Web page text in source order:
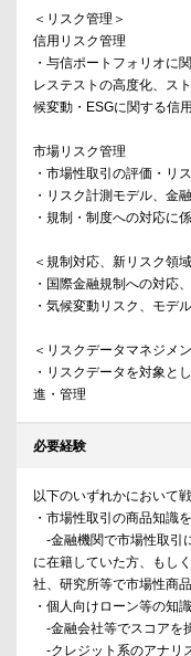
＜リスク管理＞
信用リスク管理
・与信ポートフォリオに
レステストの高度化、ス
候変動・ESGに関する信
市場リスク管理
・市場性取引の評価・リ
・リスク計測モデル、金
・規制・制度への対応に
＜規制対応、新リスク領
・国際金融規制への対応
・気候変動リスク、モデ
＜リスクデータマネジメ
・リスクデータを対象と
進・管理
必要経験
以下のいずれかにおいて
・市場性取引の商品知識
-金融機関で市場性取引
に在籍していた方、もし
社、研究所等で市場性商
・個人向けローン等の知
-金融会社等でスコアを
-クレジット系のアナリ